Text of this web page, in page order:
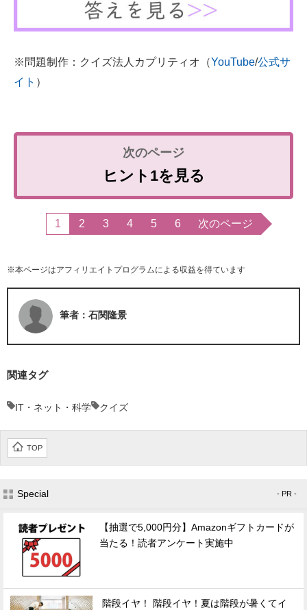
※問題制作：クイズ法人カプリティオ（YouTube/公式サ
イト ）
ヒント1を見る
1 2 3 4 5 6 次のページ
※本ページはアフィリエイトプログラムによる収益を得ています
筆者：石関隆景
関連タグ
IT・ネット・科学 クイズ
TOP
Special - PR -
【抽選で5,000円分】Amazonギフトカードが
当たる！読者アンケート実施中
階段イヤ！ 階段イヤ！夏は階段が暑くてイ